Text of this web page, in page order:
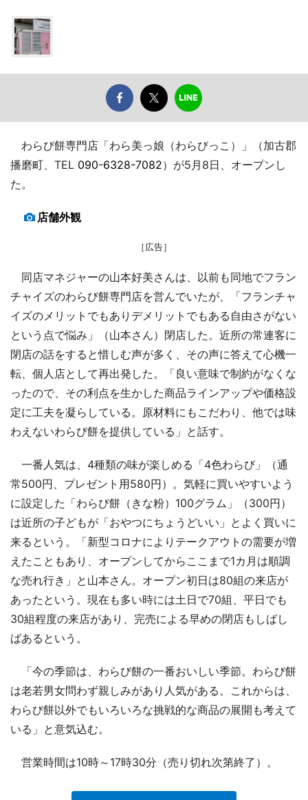
わらび餅専門店「わら美っ娘（わらびっこ）」（加古郡
播磨町、TEL 090-6328-7082）が5月8日、オープンし
た。
店舗外観
［広告］
同店マネジャーの山本好美さんは、以前も同地でフラン
チャイズのわらび餅専門店を営んでいたが、「フランチャ
イズのメリットでもありデメリットでもある自由さがない
という点で悩み」（山本さん）閉店した。近所の常連客に
閉店の話をすると惜しむ声が多く、その声に答えて心機一
転、個人店として再出発した。「良い意味で制約がなくな
ったので、その利点を生かした商品ラインアップや価格設
定に工夫を凝らしている。原材料にもこだわり、他では味
わえないわらび餅を提供している」と話す。
一番人気は、4種類の味が楽しめる「4色わらび」（通
常500円、プレゼント用580円）。気軽に買いやすいよう
に設定した「わらび餅（きな粉）100グラム」（300円）
は近所の子どもが「おやつにちょうどいい」とよく買いに
来るという。「新型コロナによりテークアウトの需要が増
えたこともあり、オープンしてからここまで1カ月は順調
な売れ行き」と山本さん。オープン初日は80組の来店が
あったという。現在も多い時には土日で70組、平日でも
30組程度の来店があり、完売による早めの閉店もしばし
ばあるという。
「今の季節は、わらび餅の一番おいしい季節。わらび餅
は老若男女問わず親しみがあり人気がある。これからは、
わらび餅以外でもいろいろな挑戦的な商品の展開も考えて
いる」と意気込む。
営業時間は10時～17時30分（売り切れ次第終了）。